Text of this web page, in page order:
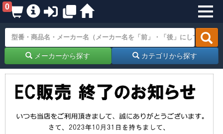
0
メーカーから探す カテゴリから探す